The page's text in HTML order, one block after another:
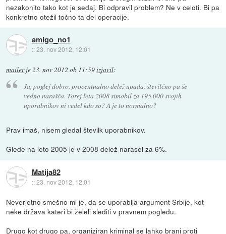
nezakonito tako kot je sedaj. Bi odpravil problem? Ne v celoti. Bi pa
konkretno otežil točno ta del operacije.
amigo_no1
::23. nov 2012, 12:01
mailerje23. nov 2012 ob 11:59izjavil:
Ja, poglej dobro, procentualno delež upada, številčno pa še
vedno narašča. Torej leta 2008 simobil za 195.000 svojih
uporabnikov ni vedel kdo so? A je to normalno?
Prav imaš, nisem gledal številk uporabnikov.
Glede na leto 2005 je v 2008 delež narasel za 6%.
Matija82
::23. nov 2012, 12:01
Neverjetno smešno mi je, da se uporablja argument Srbije, kot
neke država kateri bi želeli slediti v pravnem pogledu.
Drugo kot drugo pa, organiziran kriminal se lahko brani proti